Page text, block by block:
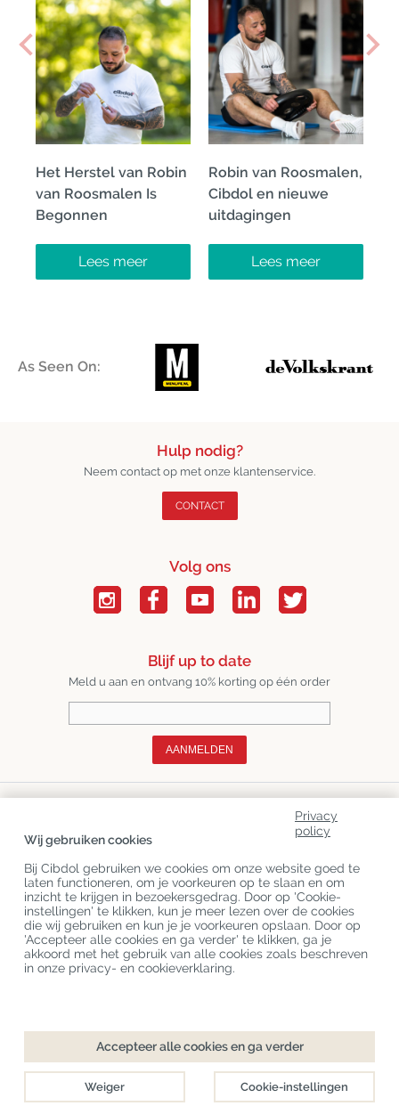
Het Herstel van Robin
van Roosmalen Is
Begonnen
Lees meer
Robin van Roosmalen,
Cibdol en nieuwe
uitdagingen
Lees meer
As Seen On:
Hulp nodig?
Neem contact op met onze klantenservice.
CONTACT
Volg ons
Blijf up to date
Meld u aan en ontvang 10% korting op één order
AANMELDEN
Productcategorieën
Klantenservice
Laatste CBD Blogs
Privacy
policy
Wij gebruiken cookies
Bij Cibdol gebruiken we cookies om onze website goed te
laten functioneren, om je voorkeuren op te slaan en om
inzicht te krijgen in bezoekersgedrag. Door op 'Cookie-
instellingen' te klikken, kun je meer lezen over de cookies
die wij gebruiken en kun je je voorkeuren opslaan. Door op
'Accepteer alle cookies en ga verder' te klikken, ga je
akkoord met het gebruik van alle cookies zoals beschreven
in onze privacy- en cookieverklaring.
Accepteer alle cookies en ga verder
Weiger Cookie-instellingen
Copyright© CibdolLast updated 08-08-2026
Cibdol bv, Handelsweg 1a, 5492NL Sint-Oedenrode, the Netherlands